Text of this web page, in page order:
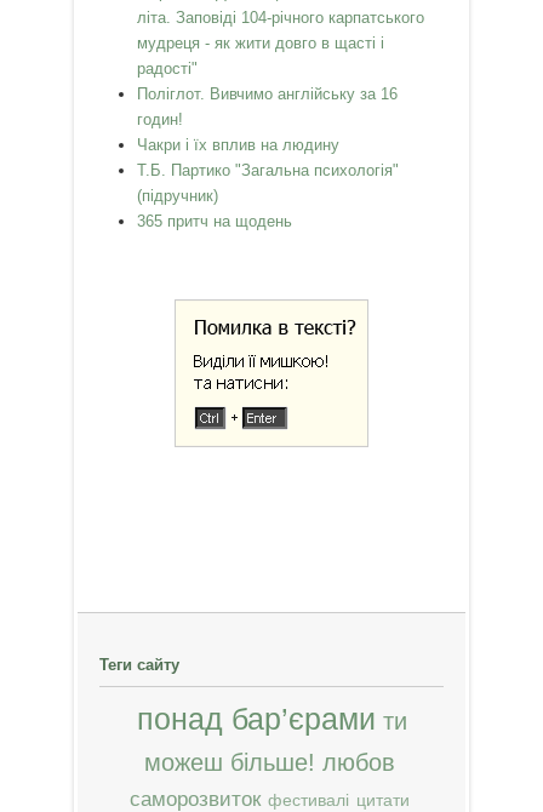
літа. Заповіді 104-річного карпатського
мудреця - як жити довго в щасті і
радості"
Поліглот. Вивчимо англійську за 16
годин!
Чакри і їх вплив на людину
Т.Б. Партико "Загальна психологія"
(підручник)
365 притч на щодень
Теги сайту
понад бар’єрами ти
можеш більше! любов
саморозвиток фестивалі цитати